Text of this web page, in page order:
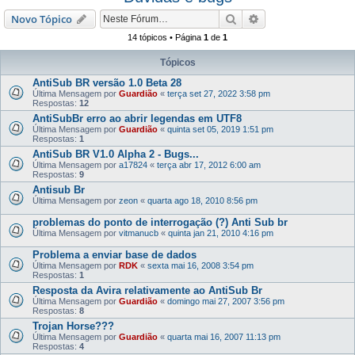
i
Novo Tópico Pesquisar
14 tópicos • Página 1 de 1
Tópicos
AntiSub BR versão 1.0 Beta 28
Última Mensagem por Guardião « terça set 27, 2022 3:58 pm
Respostas: 12
AntiSubBr erro ao abrir legendas em UTF8
Última Mensagem por Guardião « quinta set 05, 2019 1:51 pm
Respostas: 1
AntiSub BR V1.0 Alpha 2 - Bugs...
Última Mensagem por a17824 « terça abr 17, 2012 6:00 am
Respostas: 9
Antisub Br
Última Mensagem por zeon « quarta ago 18, 2010 8:56 pm
problemas do ponto de interrogação (?) Anti Sub br
Última Mensagem por vitmanucb « quinta jan 21, 2010 4:16 pm
Problema a enviar base de dados
Última Mensagem por RDK « sexta mai 16, 2008 3:54 pm
Respostas: 1
Resposta da Avira relativamente ao AntiSub Br
Última Mensagem por Guardião « domingo mai 27, 2007 3:56 pm
Respostas: 8
Trojan Horse???
Última Mensagem por Guardião « quarta mai 16, 2007 11:13 pm
Respostas: 4